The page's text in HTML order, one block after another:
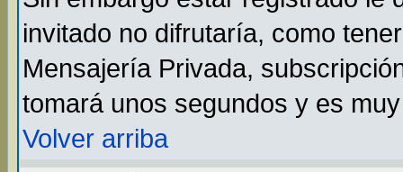
invitado no difrutaría, como
Mensajería Privada,
tomará unos segundos y es
Volver arriba